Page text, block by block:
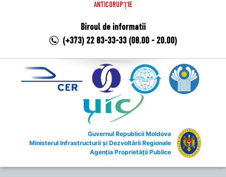
ANTICORUPȚIE
Biroul de informatii
(+373) 22 83-33-33 (08.00 - 20.00)
Guvernul Republicii Moldova
Ministerul Infrastructurii și Dezvoltării Regionale
Agenția Proprietății Publice